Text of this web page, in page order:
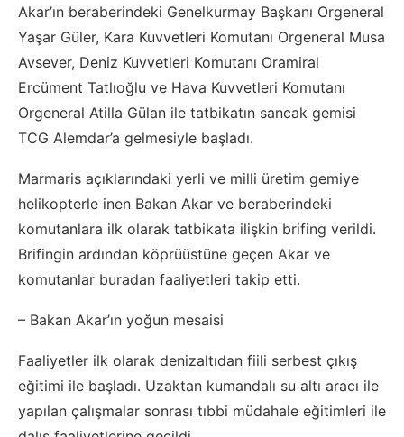
Akar’ın beraberindeki Genelkurmay Başkanı Orgeneral
Yaşar Güler, Kara Kuvvetleri Komutanı Orgeneral Musa
Avsever, Deniz Kuvvetleri Komutanı Oramiral
Ercüment Tatlıoğlu ve Hava Kuvvetleri Komutanı
Orgeneral Atilla Gülan ile tatbikatın sancak gemisi
TCG Alemdar’a gelmesiyle başladı.
Marmaris açıklarındaki yerli ve milli üretim gemiye
helikopterle inen Bakan Akar ve beraberindeki
komutanlara ilk olarak tatbikata ilişkin brifing verildi.
Brifingin ardından köprüüstüne geçen Akar ve
komutanlar buradan faaliyetleri takip etti.
– Bakan Akar’ın yoğun mesaisi
Faaliyetler ilk olarak denizaltıdan fiili serbest çıkış
eğitimi ile başladı. Uzaktan kumandalı su altı aracı ile
yapılan çalışmalar sonrası tıbbi müdahale eğitimleri ile